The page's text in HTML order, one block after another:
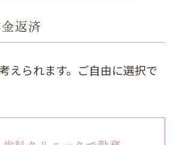
返済
えられます。ご自由に選択で